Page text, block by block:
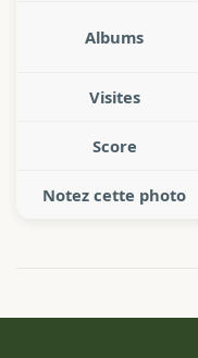
Albums
Visites
Score
Notez cette photo